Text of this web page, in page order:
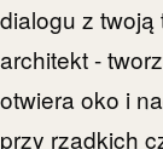
dialogu z twoją
architekt -
otwiera oko i
przy rzadkich